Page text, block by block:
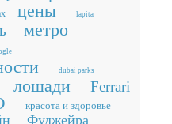
цены lapita
метро
dubai parks
лошади
Ferrari
красота и здоровье
Фуджейра